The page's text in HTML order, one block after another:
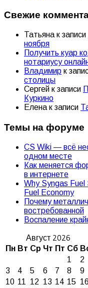
Свежие
Татьяна к записи
ноября
Получить куар
нотариусу
Владимир к
столицы
Сергей к записи
Куркино
Елена к записи
Темы на форуме
CS Wiki — всё
одном месте
Как меняется
в интернете
Why Syngas
Fuel Economy
Почему
востребованной
Воспаление
Август 2026
Пн Вт Ср Чт Пт Сб
1
2
3
4 5 6 7 8
9
10 11 12 13 14 15 16